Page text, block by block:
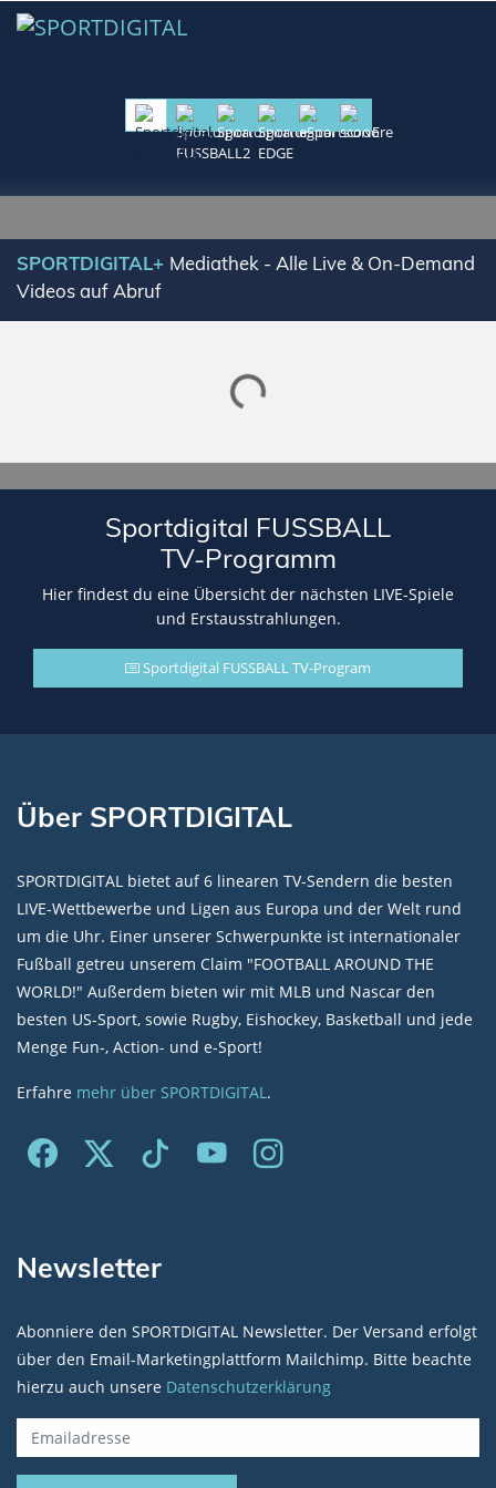
SPORTDIGITAL+ Mediathek - Alle Live & On-Demand
Videos auf Abruf
Lade SPORTDIGITAL+ Mediathek
Sportdigital FUSSBALL
TV-Programm
Hier findest du eine Übersicht der nächsten LIVE-Spiele
und Erstausstrahlungen.
Sportdigital FUSSBALL TV-Program
Über SPORTDIGITAL
SPORTDIGITAL bietet auf 6 linearen TV-Sendern die besten
LIVE-Wettbewerbe und Ligen aus Europa und der Welt rund
um die Uhr. Einer unserer Schwerpunkte ist internationaler
Fußball getreu unserem Claim "FOOTBALL AROUND THE
WORLD!" Außerdem bieten wir mit MLB und Nascar den
besten US-Sport, sowie Rugby, Eishockey, Basketball und jede
Menge Fun-, Action- und e-Sport!
Erfahre mehr über SPORTDIGITAL.
Newsletter
Abonniere den SPORTDIGITAL Newsletter. Der Versand erfolgt
über den Email-Marketingplattform Mailchimp. Bitte beachte
hierzu auch unsere Datenschutzerklärung